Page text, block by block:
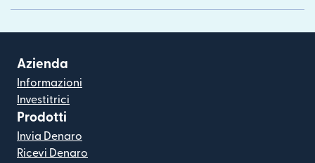
Azienda
Informazioni
Investitrici
Prodotti
Invia Denaro
Ricevi Denaro